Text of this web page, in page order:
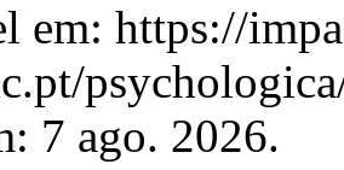
em: https://
7 ago. 2026.